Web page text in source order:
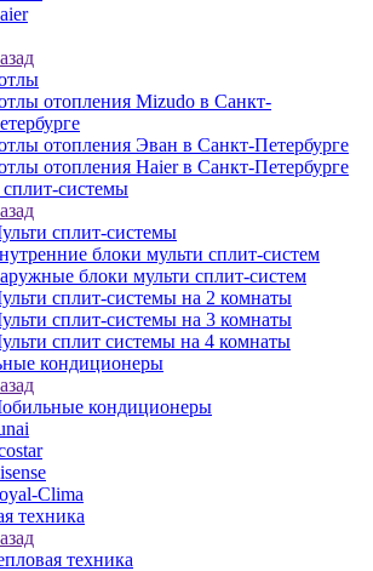
отопления Mizudo в Санкт-
отопления Эван в Санкт-Петербурге
отопления Haier в Санкт-Петербурге
системы
сплит-системы
блоки мульти сплит-систем
блоки мульти сплит-систем
сплит-системы на 2 комнаты
сплит-системы на 3 комнаты
сплит системы на 4 комнаты
кондиционеры
кондиционеры
Clima
техника
техника